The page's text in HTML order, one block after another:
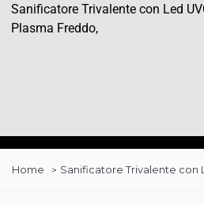
Sanificatore Trivalente con Led
Plasma Freddo,
Home Sanificatore Trivalente con